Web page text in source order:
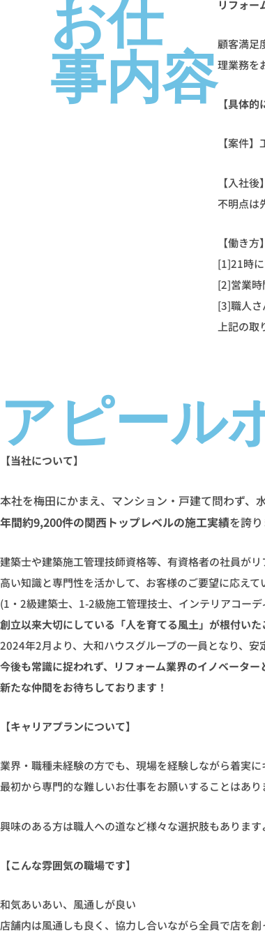
お仕
事内容
リフォー
顧客満足
理業務を
【具体的
【案件
【入社
不明点は
【働き
[1]21時
[2]営業
[3]職人
上記の
アピール
【当社について】
本社を梅田にかまえ、マンション・戸建て問わず、
年間約9,200件の関西トップレベルの施工実績を誇り
建築士や建築施工管理技師資格等、有資格者の社員が
高い知識と専門性を活かして、お客様のご要望に応えて
(1・2級建築士、1-2級施工管理技士、インテリアコー
創立以来大切にしている「人を育てる風土」が根付い
2024年2月より、大和ハウスグループの一員となり、安
今後も常識に捉われず、リフォーム業界のイノベーター
新たな仲間をお待ちしております！
【キャリアプランについて】
業界・職種未経験の方でも、現場を経験しながら着実に
最初から専門的な難しいお仕事をお願いすることはあり
興味のある方は職人への道など様々な選択肢もありま
【こんな雰囲気の職場です】
和気あいあい、風通しが良い
店舗内は風通しも良く、協力し合いながら全員で店を創